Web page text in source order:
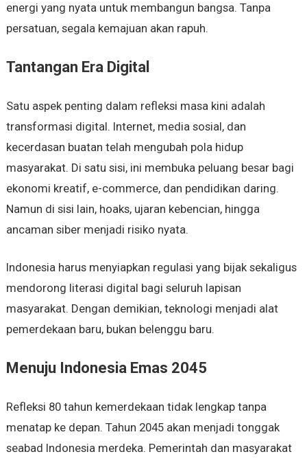
energi yang nyata untuk membangun bangsa. Tanpa
persatuan, segala kemajuan akan rapuh.
Tantangan Era Digital
Satu aspek penting dalam refleksi masa kini adalah
transformasi digital. Internet, media sosial, dan
kecerdasan buatan telah mengubah pola hidup
masyarakat. Di satu sisi, ini membuka peluang besar bagi
ekonomi kreatif, e-commerce, dan pendidikan daring.
Namun di sisi lain, hoaks, ujaran kebencian, hingga
ancaman siber menjadi risiko nyata.
Indonesia harus menyiapkan regulasi yang bijak sekaligus
mendorong literasi digital bagi seluruh lapisan
masyarakat. Dengan demikian, teknologi menjadi alat
pemerdekaan baru, bukan belenggu baru.
Menuju Indonesia Emas 2045
Refleksi 80 tahun kemerdekaan tidak lengkap tanpa
menatap ke depan. Tahun 2045 akan menjadi tonggak
seabad Indonesia merdeka. Pemerintah dan masyarakat